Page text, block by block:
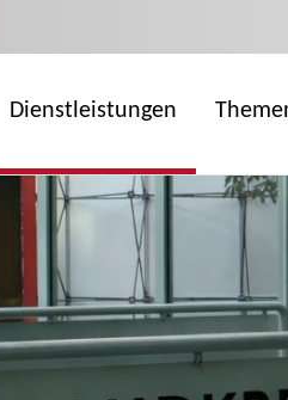
Dienstleistungen